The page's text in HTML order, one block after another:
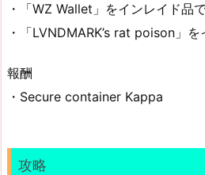
・「WZ Wallet」をインレイド品で
・「LVNDMARK’s rat poison」を
報酬
・Secure container Kappa
攻略